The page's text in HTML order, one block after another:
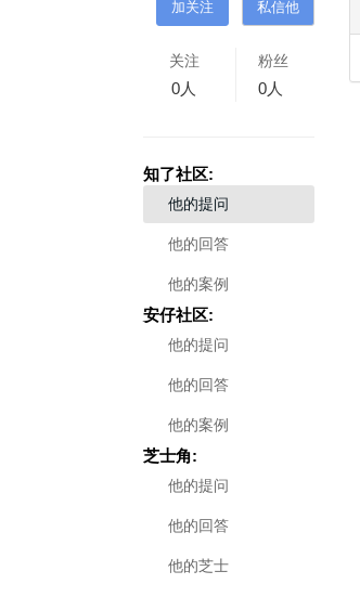
关注
0人
粉丝
0人
知了社区:
他的提问
他的回答
他的案例
安仔社区:
他的提问
他的回答
他的案例
芝士角:
他的提问
他的回答
他的芝士